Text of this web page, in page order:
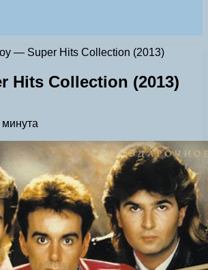
— Super Hits Collection (2013)
Hits Collection (2013)